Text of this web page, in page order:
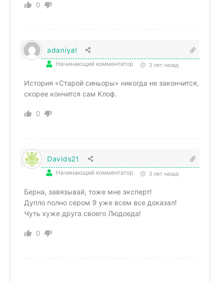
0
adaniyal
Начинающий комментатор 3 лет назад
История «Старой синьоры» никогда не закончится,
скорее кончится сам Клоф.
0
Davids21
Начинающий комментатор 3 лет назад
Берна, завязывай, тоже мне эксперт!
Дупло полно сером 9 уже всем все доказал!
Чуть хуже друга своего Людоеда!
0